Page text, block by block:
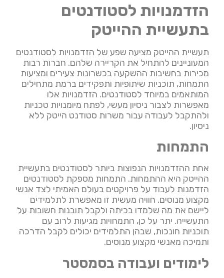
הזדמנויות לסטודנטים
בתעשיית ההייטק
תעשיית ההייטק מציעה שפע של הזדמנויות לסטודנטים
המעוניינים להתחיל את הקריירה שלהם. חברות רבות
מכירות בחשיבות ההשקעה בכשרונות צעירים ומציעות
התמחות, תוכניות שיתופיות ותפקידים ברמת מתחילים
המותאמים במיוחד לסטודנטים. הזדמנויות אלו
מאפשרות לצבור ניסיון מעשי, לפתח מיומנויות טכניות
ולהתקבל לעבודה עבור משרות סטודנט הייטק ללא
ניסיון.
התמחות
אחת ההזדמנויות הנפוצות ביותר לסטודנטים בתעשיית
ההייטק היא ההתמחות. התמחות מספקת לסטודנטים
הזדמנות לעבוד על פרויקטים בעולם האמיתי לצד אנשי
מקצוע מנוסים. חוויה מעשית זו מאפשרת לתלמידים
ליישם את מה שלמדו בכיתה ולקבל תובנות חשובות על
התעשייה. יתר על כן, התמחויות מגיעות לרוב עם
תוכניות חונכות, שבהן התלמידים יכולים לקבל הדרכה
ותמיכה מאנשי מקצוע מנוסים.
לימודים ועבודה בסמסטר